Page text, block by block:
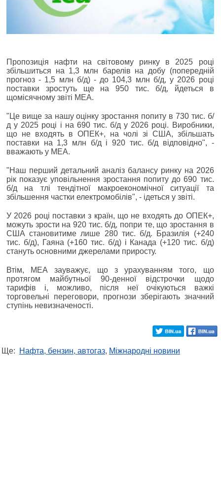
Пропозиція нафти на світовому ринку в 2025 році
збільшиться на 1,3 млн барелів на добу (попередній
прогноз - 1,5 млн б/д) - до 104,3 млн б/д, у 2026 році
поставки зростуть ще на 950 тис. б/д, йдеться в
щомісячному звіті МЕА.
"Це вище за нашу оцінку зростання попиту в 730 тис. б/
д у 2025 році і на 690 тис. б/д у 2026 році. Виробники,
що не входять в ОПЕК+, на чолі зі США, збільшать
поставки на 1,3 млн б/д і 920 тис. б/д відповідно", -
вважають у МЕА.
"Наш перший детальний аналіз балансу ринку на 2026
рік показує уповільнення зростання попиту до 690 тис.
б/д на тлі тендітної макроекономічної ситуації та
збільшення частки електромобілів", - ідеться у звіті.
У 2026 році поставки з країн, що не входять до ОПЕК+,
можуть зрости на 920 тис. б/д, попри те, що зростання в
США становитиме лише 280 тис. б/д. Бразилія (+240
тис. б/д), Гаяна (+160 тис. б/д) і Канада (+120 тис. б/д)
стануть основними джерелами приросту.
Втім, МЕА зауважує, що з урахуванням того, що
протягом майбутньої 90-денної відстрочки щодо
тарифів і, можливо, після неї очікуються важкі
торговельні переговори, прогнози зберігають значний
ступінь невизначеності.
Ще: Нафта, бензин, автогаз, Міжнародні новини